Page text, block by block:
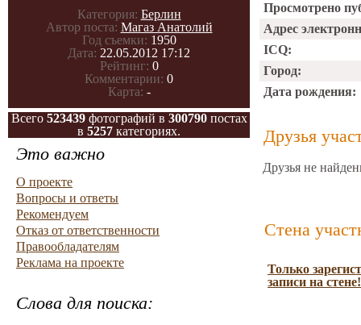
Категория: Берлин
Автор поста: Магаз Анатолий
Год съемки: 1950
Дата: 22.05.2012 17:12
Рейтинг: 0
Комментарии: 0
Карта: -
Всего 523439фотографий в 300790постах
в 5257 категориях.
Это важно
О проекте
Вопросы и ответы
Рекомендуем
Отказ от ответственности
Правообладателям
Реклама на проекте
Слова для поиска:
Просмотрено
Адрес
ICQ:
Город:
Дата рождения:
Друзья
Друзья не
Стена
Только
записи на стене!